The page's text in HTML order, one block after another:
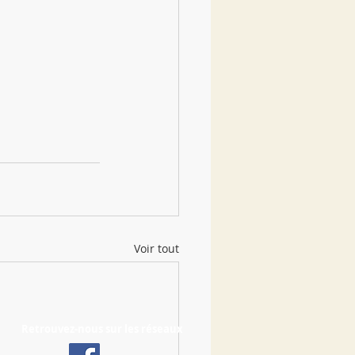
Voir tout
Retrouvez-nous sur les réseaux